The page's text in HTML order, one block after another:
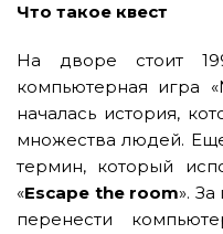
Что такое квест
На дворе стоит
компьютерная игра
началась история,
множества людей.
термин, который
«Escape the room».
перенести